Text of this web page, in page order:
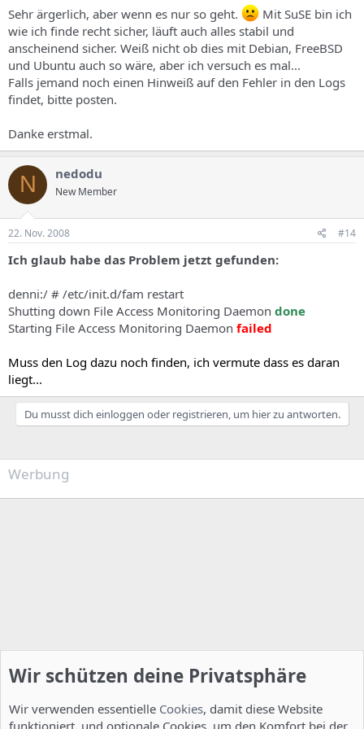
Nov 20 17:21:03 demmi imapd: Check for proper operation and
configuration
Nov 20 17:21:03 demmi imapd: of the File Access Monitor daemon
(famd).
Nov 20 17:22:03 demmi imapd: Failed to create cache file:
maildirwatch (user42_dim)
Nov 20 17:22:03 demmi imapd: Error: Input/output error
configuration
Nov 20 17:22:03 demmi imapd: of the File Access Monitor daemon
Nov 20 17:23:03 demmi imapd: Failed to create cache file:
maildirwatch (user42_dim)
Nov 20 17:23:03 demmi imapd: Error: Input/output error
Nov 20 17:23:03 demmi imapd: Check for proper operation and
configuration
(famd).
Sehr ärgerlich, aber wenn es nur so geht.
Mit SuSE bin ich
wie ich finde recht sicher, läuft auch alles stabil und
anscheinend sicher. Weiß nicht ob dies mit Debian, FreeBSD
und Ubuntu auch so wäre, aber ich versuch es mal...
Falls jemand noch einen Hinweiß auf den Fehler in den Logs
findet, bitte posten.
Danke erstmal.
N nedodu
New Member
22. Nov. 2008 #14
Ich glaub habe das Problem jetzt gefunden:
denni:/ # /etc/init.d/fam restart
Shutting down File Access Monitoring Daemon done
Starting File Access Monitoring Daemon failed
Muss den Log dazu noch finden, ich vermute dass es daran
liegt...
Du musst dich einloggen oder registrieren, um hier zu antworten.
Werbung
Wir schützen deine Privatsphäre
Wir verwenden essentielle Cookies, damit diese Website
funktioniert, und optionale Cookies, um den Komfort bei der